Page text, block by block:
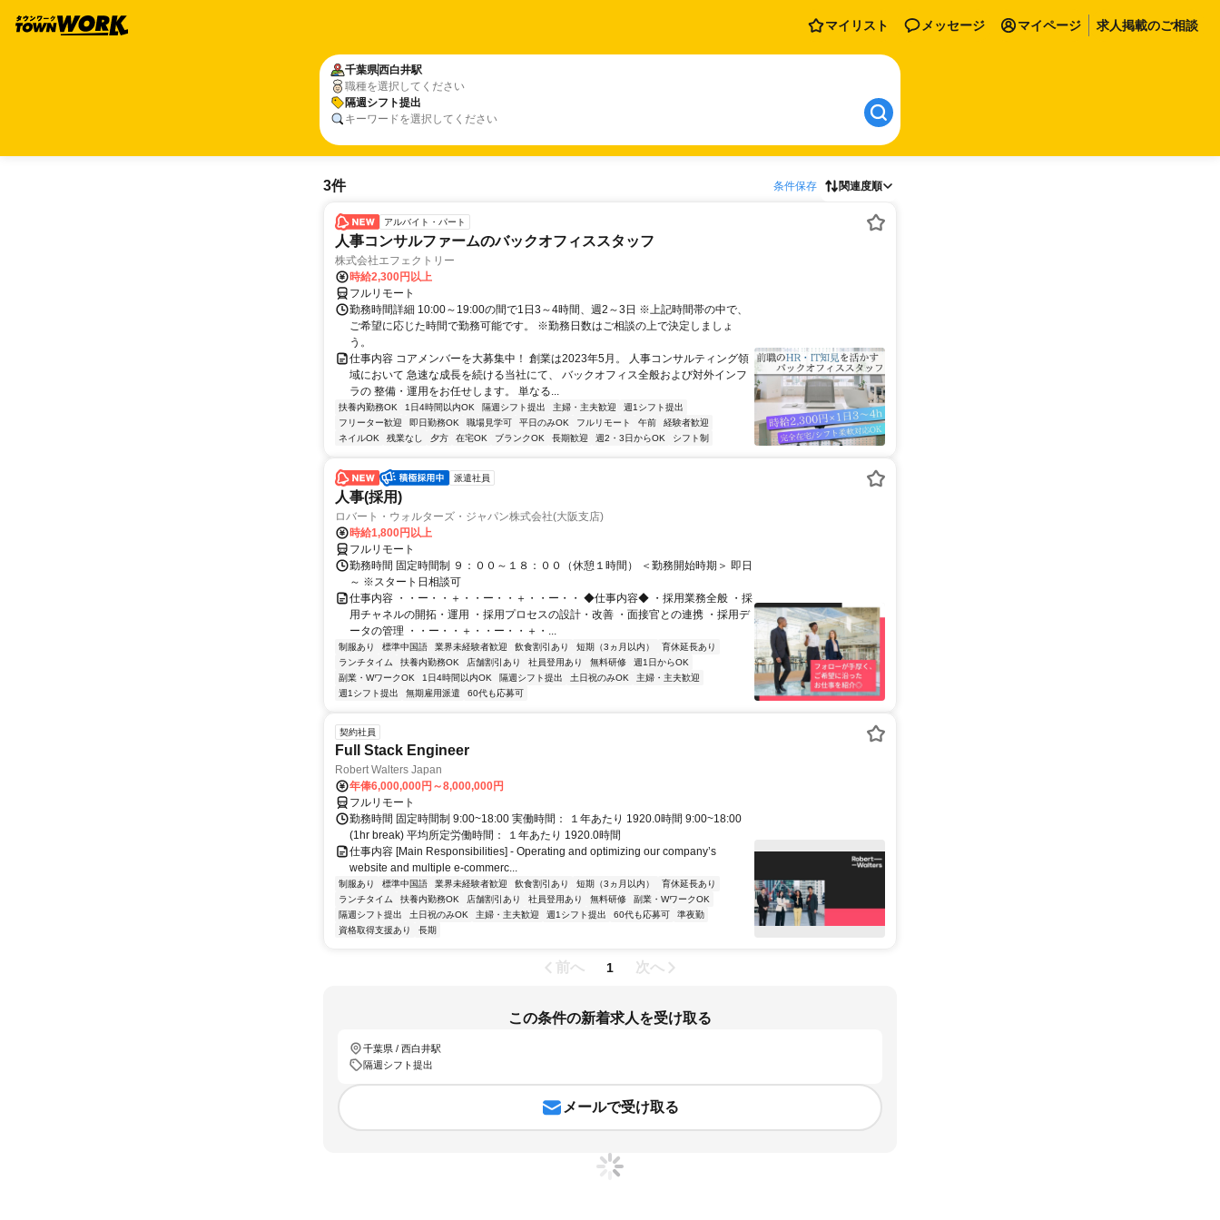
マイリスト メッセージ マイページ 求人掲載のご相談
千葉県西白井駅
職種を選択してください
隔週シフト提出
キーワードを選択してください
3件 条件保存 関連度順
アルバイト・パート
人事コンサルファームのバックオフィススタッフ
株式会社エフェクトリー
時給2,300円以上
フルリモート
勤務時間詳細 10:00～19:00の間で1日3～4時間、週2～3日 ※上記時間帯の中で、
ご希望に応じた時間で勤務可能です。 ※勤務日数はご相談の上で決定しましょ
う。
仕事内容 コアメンバーを大募集中！ 創業は2023年5月。 人事コンサルティング領
域において 急速な成長を続ける当社にて、 バックオフィス全般および対外インフ
ラの 整備・運用をお任せします。 単なる...
扶養内勤務OK 1日4時間以内OK 隔週シフト提出 主婦・主夫歓迎
週1シフト提出
フリーター歓迎
即日勤務OK 職場見学可 平日のみOK フルリモート 午前
経験者歓迎
ネイルOK
残業なし 夕方 在宅OK ブランクOK 長期歓迎 週2・3日からOK シフト制
派遣社員
人事(採用)
ロバート・ウォルターズ・ジャパン株式会社(大阪支店)
時給1,800円以上
フルリモート
勤務時間 固定時間制 ９：００～１８：００（休憩１時間） ＜勤務開始時期＞ 即日
～ ※スタート日相談可
仕事内容 ・・ー・・＋・・ー・・＋・・ー・・ ◆仕事内容◆ ・採用業務全般 ・採
用チャネルの開拓・運用 ・採用プロセスの設計・改善 ・面接官との連携 ・採用デ
ータの管理 ・・ー・・＋・・ー・・＋・...
制服あり 標準中国語 業界未経験者歓迎 飲食割引あり 短期（3ヵ月以内）
育休延長あり
ランチタイム
扶養内勤務OK 店舗割引あり 社員登用あり 無料研修
週1日からOK
副業・WワークOK
1日4時間以内OK 隔週シフト提出 土日祝のみOK
主婦・主夫歓迎
週1シフト提出
無期雇用派遣 60代も応募可
契約社員
Full Stack Engineer
Robert Walters Japan
年俸6,000,000円～8,000,000円
フルリモート
勤務時間 固定時間制 9:00~18:00 実働時間： １年あたり 1920.0時間 9:00~18:00
(1hr break) 平均所定労働時間： １年あたり 1920.0時間
仕事内容 [Main Responsibilities] - Operating and optimizing our company’s
website and multiple e-commerc...
制服あり 標準中国語 業界未経験者歓迎 飲食割引あり 短期（3ヵ月以内）
育休延長あり
ランチタイム
扶養内勤務OK 店舗割引あり 社員登用あり 無料研修
副業・WワークOK
隔週シフト提出
土日祝のみOK 主婦・主夫歓迎 週1シフト提出 60代も応募可
準夜勤
資格取得支援あり
長期
前へ 1 次へ
この条件の新着求人を受け取る
千葉県 / 西白井駅
隔週シフト提出
メールで受け取る